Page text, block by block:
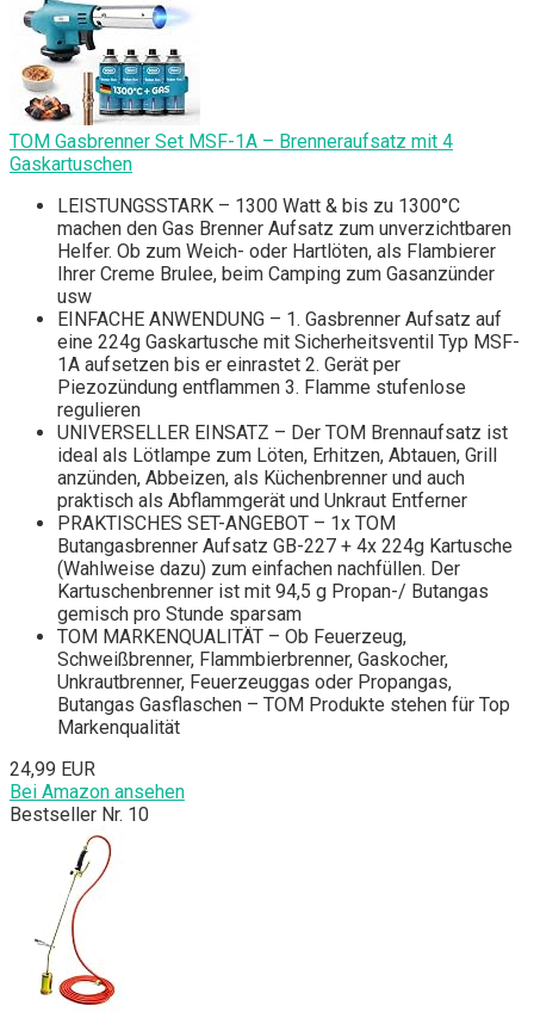
TOM Gasbrenner Set MSF-1A – Brenneraufsatz mit 4
Gaskartuschen
LEISTUNGSSTARK – 1300 Watt & bis zu 1300°C
machen den Gas Brenner Aufsatz zum unverzichtbaren
Helfer. Ob zum Weich- oder Hartlöten, als Flambierer
Ihrer Creme Brulee, beim Camping zum Gasanzünder
usw
EINFACHE ANWENDUNG – 1. Gasbrenner Aufsatz auf
eine 224g Gaskartusche mit Sicherheitsventil Typ MSF-
1A aufsetzen bis er einrastet 2. Gerät per
Piezozündung entflammen 3. Flamme stufenlose
regulieren
UNIVERSELLER EINSATZ – Der TOM Brennaufsatz ist
ideal als Lötlampe zum Löten, Erhitzen, Abtauen, Grill
anzünden, Abbeizen, als Küchenbrenner und auch
praktisch als Abflammgerät und Unkraut Entferner
PRAKTISCHES SET-ANGEBOT – 1x TOM
Butangasbrenner Aufsatz GB-227 + 4x 224g Kartusche
(Wahlweise dazu) zum einfachen nachfüllen. Der
Kartuschenbrenner ist mit 94,5 g Propan-/ Butangas
gemisch pro Stunde sparsam
TOM MARKENQUALITÄT – Ob Feuerzeug,
Schweißbrenner, Flammbierbrenner, Gaskocher,
Unkrautbrenner, Feuerzeuggas oder Propangas,
Butangas Gasflaschen – TOM Produkte stehen für Top
Markenqualität
24,99 EUR
Bei Amazon ansehen
Bestseller Nr. 10